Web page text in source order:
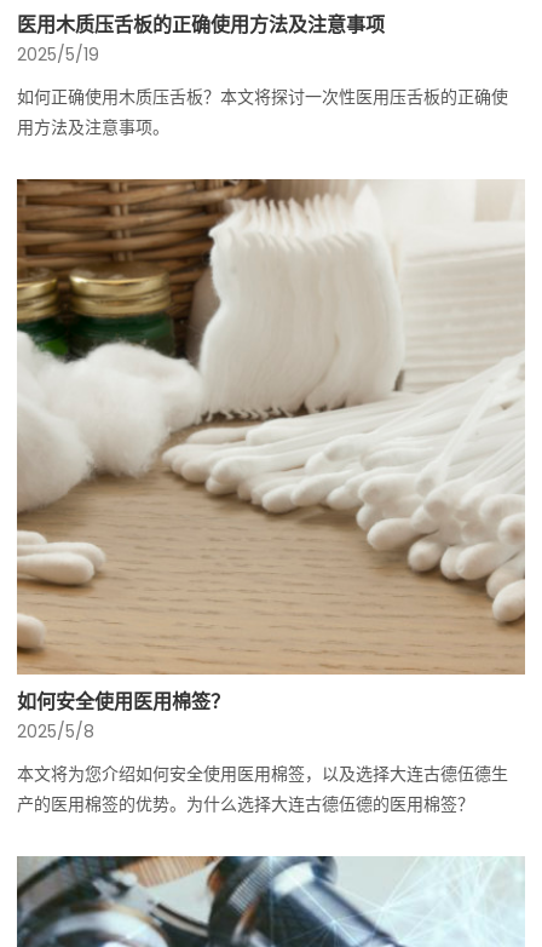
医用木质压舌板的正确使用方法及注意事项
2025/5/19
如何正确使用木质压舌板？本文将探讨一次性医用压舌板的正确使
用方法及注意事项。
如何安全使用医用棉签？
2025/5/8
本文将为您介绍如何安全使用医用棉签，以及选择大连古德伍德生
产的医用棉签的优势。为什么选择大连古德伍德的医用棉签？